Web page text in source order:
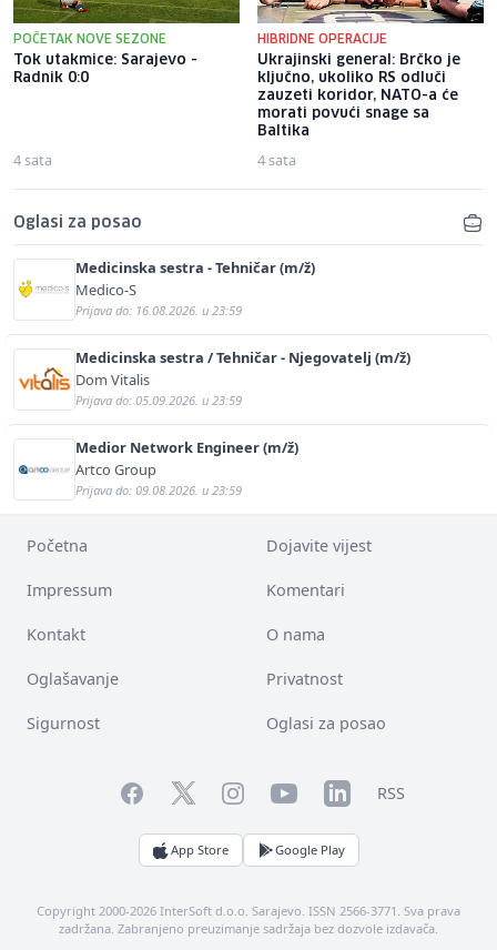
POČETAK NOVE SEZONE
Tok utakmice: Sarajevo -
Radnik 0:0
4 sata
HIBRIDNE OPERACIJE
Ukrajinski general: Brčko je
ključno, ukoliko RS odluči
zauzeti koridor, NATO-a će
morati povući snage sa
Baltika
4 sata
Oglasi za posao
Medicinska sestra - Tehničar (m/ž)
Medico-S
Prijava do: 16.08.2026. u 23:59
Medicinska sestra / Tehničar - Njegovatelj (m/ž)
Dom Vitalis
Prijava do: 05.09.2026. u 23:59
Medior Network Engineer (m/ž)
Artco Group
Prijava do: 09.08.2026. u 23:59
Početna Dojavite vijest
Impressum Komentari
Kontakt O nama
Oglašavanje Privatnost
Sigurnost Oglasi za posao
FacebookTwitterInstagramYouTubeLinkedInRSS
App Store Google Play
Copyright 2000-2026 InterSoft d.o.o. Sarajevo. ISSN 2566-3771. Sva prava
zadržana. Zabranjeno preuzimanje sadržaja bez dozvole izdavača.